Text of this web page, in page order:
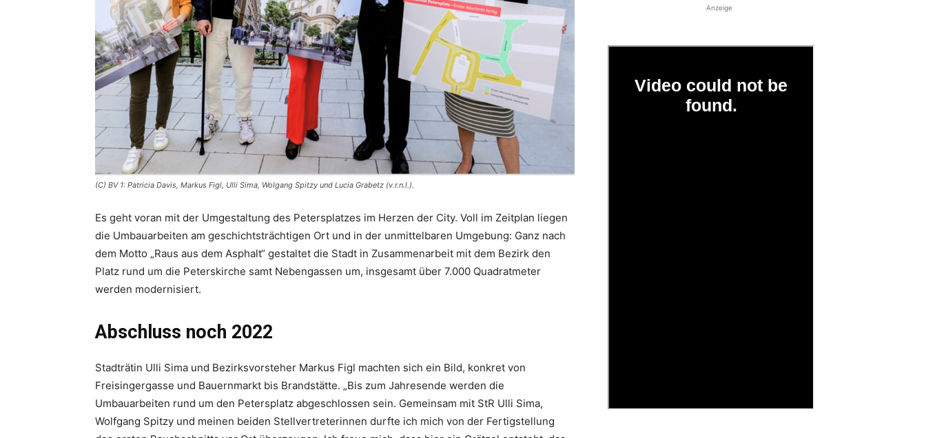
(C) BV 1: Patricia Davis, Markus Figl, Ulli Sima, Wolgang Spitzy und Lucia Grabetz (v.r.n.l.).
Es geht voran mit der Umgestaltung des ­Petersplatzes im Herzen der City. Voll im Zeitplan liegen
die Umbau­arbeiten am geschichtsträch­tigen Ort und in der unmittelbaren Umgebung: Ganz nach
dem Motto „Raus aus dem Asphalt“ gestaltet die Stadt in Zusammenarbeit mit dem Bezirk den
Platz rund um die Peterskirche samt Neben­gassen um, insgesamt über 7.000 Quadratmeter
werden modernisiert.
Abschluss noch 2022
Stadträtin Ulli Sima und ­Bezirksvorsteher Markus Figl machten sich ein Bild, konkret von
Freisingergasse und ­Bauern­markt bis Brandstätte. „Bis zum Jahresende werden die
Umbauarbeiten rund um den Petersplatz abgeschlossen sein. Gemeinsam mit StR Ulli Sima,
Wolfgang Spitzy und meinen beiden Stellvertreterinnen durfte ich mich von der Fertigstellung
Anzeige